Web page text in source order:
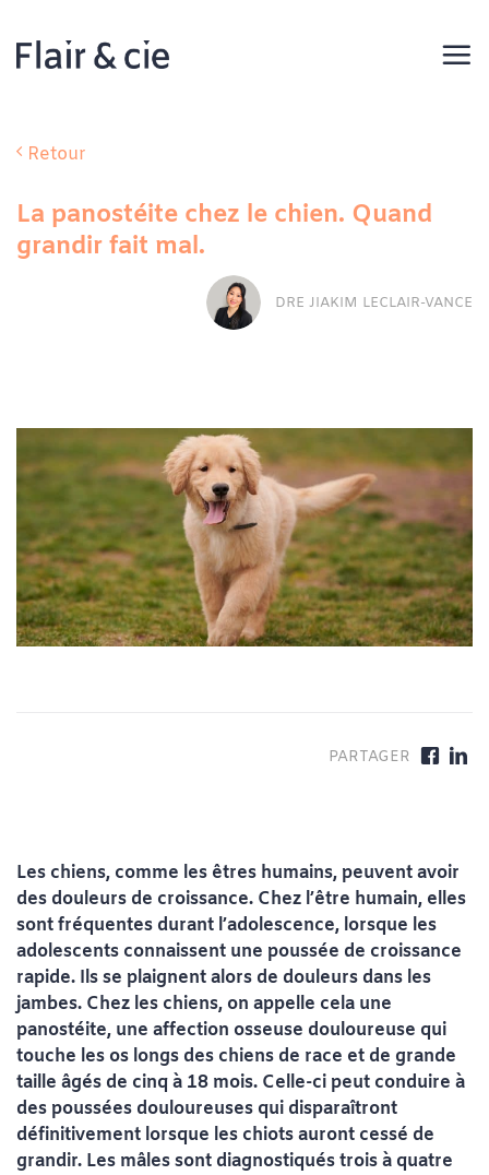
contenu
Retour
La panostéite chez le chien. Quand
grandir fait mal.
DRE JIAKIM LECLAIR-VANCE
Les chiens, comme les êtres humains, peuvent avoir
des douleurs de croissance. Chez l’être humain, elles
sont fréquentes durant l’adolescence, lorsque les
adolescents connaissent une poussée de croissance
rapide. Ils se plaignent alors de douleurs dans les
jambes. Chez les chiens, on appelle cela une
panostéite, une affection osseuse douloureuse qui
touche les os longs des chiens de race et de grande
taille âgés de cinq à 18 mois. Celle-ci peut conduire à
des poussées douloureuses qui disparaîtront
définitivement lorsque les chiots auront cessé de
grandir. Les mâles sont diagnostiqués trois à quatre